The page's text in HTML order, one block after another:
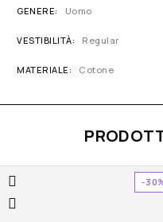
GENERE Uomo
VESTIBILITÀ Regular
MATERIALE Cotone
-